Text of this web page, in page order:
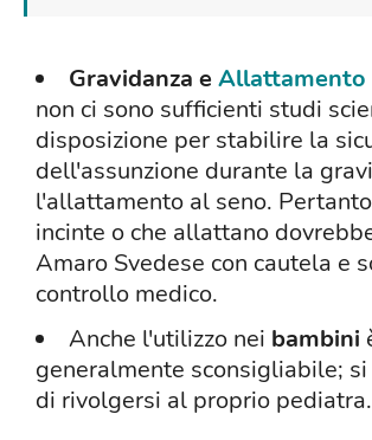
Gravidanza eAllattamento
non ci sono sufficienti studi
disposizione per stabilire la
dell'assunzione durante la
l'allattamento al seno.
incinte o che allattano
Amaro Svedese con cautela e
controllo medico.
Anche l'utilizzo nei bambini
generalmente sconsigliabile;
di rivolgersi al proprio pediatra.